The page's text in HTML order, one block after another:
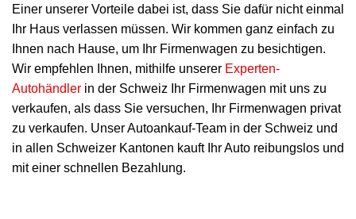
Einer unserer Vorteile dabei ist, dass Sie dafür nicht einmal
Ihr Haus verlassen müssen. Wir kommen ganz einfach zu
Ihnen nach Hause, um Ihr Firmenwagen zu besichtigen.
Wir empfehlen Ihnen, mithilfe unserer Experten-
Autohändler in der Schweiz Ihr Firmenwagen mit uns zu
verkaufen, als dass Sie versuchen, Ihr Firmenwagen privat
zu verkaufen. Unser Autoankauf-Team in der Schweiz und
in allen Schweizer Kantonen kauft Ihr Auto reibungslos und
mit einer schnellen Bezahlung.